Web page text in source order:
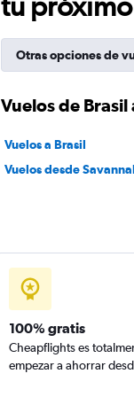
Otras opciones de
Vuelos de Brasil
Vuelos a Brasil
Vuelos desde
100% gratis
Cheapflights es
empezar a ahorrar